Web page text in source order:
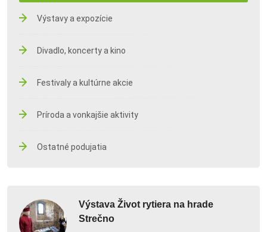
Výstavy a expozície
Divadlo, koncerty a kino
Festivaly a kultúrne akcie
Príroda a vonkajšie aktivity
Ostatné podujatia
Výstava Život rytiera na hrade
Strečno